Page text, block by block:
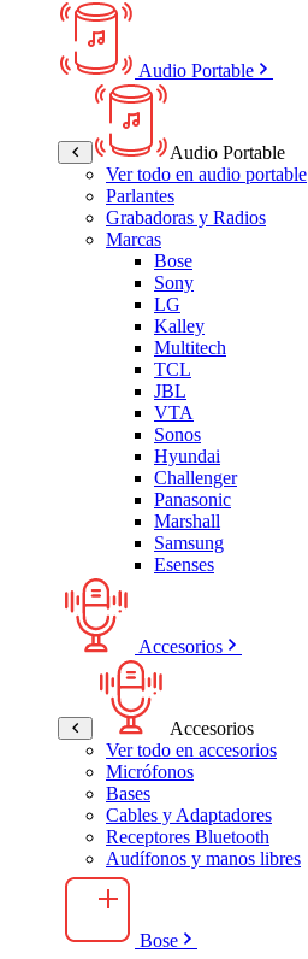
Audio Portable
Audio Portable
Ver todo en audio portable
Parlantes
Grabadoras y Radios
Marcas
Bose
Sony
LG
Kalley
Multitech
TCL
JBL
VTA
Sonos
Hyundai
Challenger
Panasonic
Marshall
Samsung
Esenses
Accesorios
Accesorios
Ver todo en accesorios
Micrófonos
Bases
Cables y Adaptadores
Receptores Bluetooth
Audífonos y manos libres
Bose